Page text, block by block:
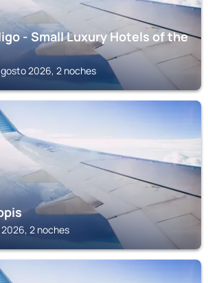
- Small Luxury Hotels of the
2026, 2 noches
2026, 2 noches